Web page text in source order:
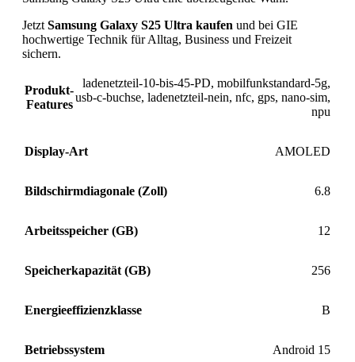
Jetzt Samsung Galaxy S25 Ultra kaufen und bei GIE
hochwertige Technik für Alltag, Business und Freizeit
sichern.
Produkt-
Features
ladenetzteil-10-bis-45-PD, mobilfunkstandard-5g,
usb-c-buchse, ladenetzteil-nein, nfc, gps, nano-sim,
npu
Display-Art AMOLED
Bildschirmdiagonale (Zoll) 6.8
Arbeitsspeicher (GB) 12
Speicherkapazität (GB) 256
Energieeffizienzklasse B
Betriebssystem Android 15